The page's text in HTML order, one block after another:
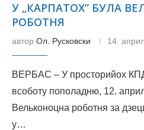
У „КАРПАТОХ” БУЛА
РОБОТНЯ
автор Ол. Русковски 14.
ВЕРБАС – У просторийох
всоботу пополадню, 12.
Вельконоцна роботня за
у…